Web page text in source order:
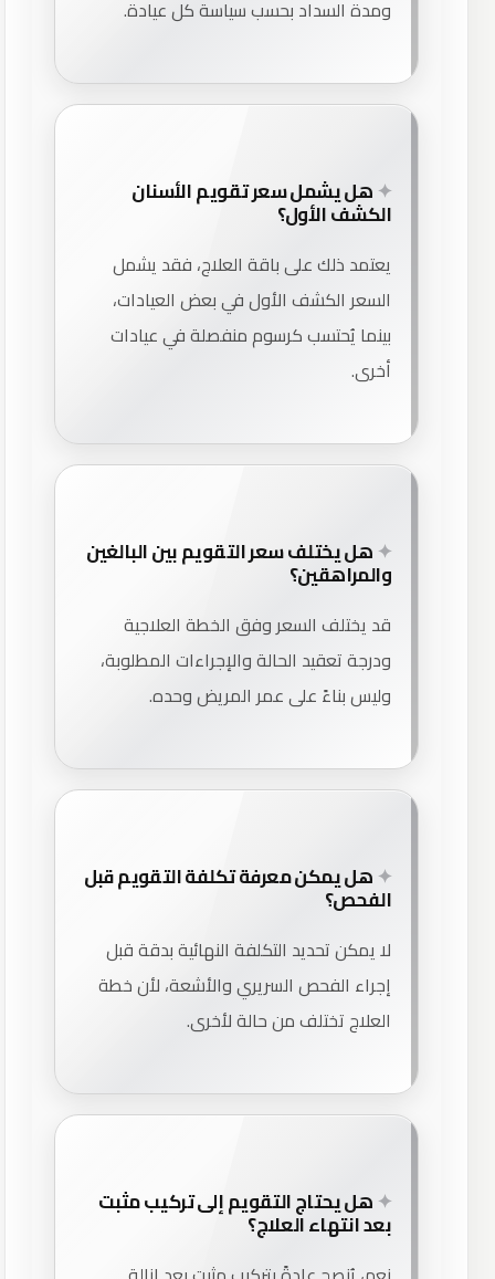
ومدة السداد بحسب سياسة كل عيادة.
هل يشمل سعر تقويم الأسنان
الكشف الأول؟
يعتمد ذلك على باقة العلاج، فقد يشمل
السعر الكشف الأول في بعض العيادات،
بينما يُحتسب كرسوم منفصلة في عيادات
أخرى.
هل يختلف سعر التقويم بين البالغين
والمراهقين؟
قد يختلف السعر وفق الخطة العلاجية
ودرجة تعقيد الحالة والإجراءات المطلوبة،
وليس بناءً على عمر المريض وحده.
هل يمكن معرفة تكلفة التقويم قبل
الفحص؟
لا يمكن تحديد التكلفة النهائية بدقة قبل
إجراء الفحص السريري والأشعة، لأن خطة
العلاج تختلف من حالة لأخرى.
هل يحتاج التقويم إلى تركيب مثبت
بعد انتهاء العلاج؟